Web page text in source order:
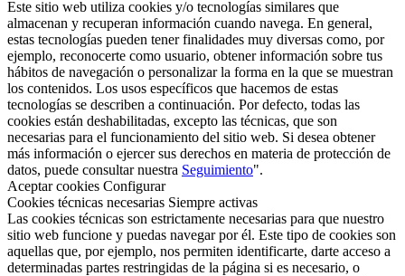
Este sitio web utiliza cookies y/o tecnologías similares que
almacenan y recuperan información cuando navega. En general,
estas tecnologías pueden tener finalidades muy diversas como, por
ejemplo, reconocerte como usuario, obtener información sobre tus
hábitos de navegación o personalizar la forma en la que se muestran
los contenidos. Los usos específicos que hacemos de estas
tecnologías se describen a continuación. Por defecto, todas las
cookies están deshabilitadas, excepto las técnicas, que son
necesarias para el funcionamiento del sitio web. Si desea obtener
más información o ejercer sus derechos en materia de protección de
datos, puede consultar nuestra Seguimiento".
Aceptar cookies Configurar
Cookies técnicas necesarias Siempre activas
Las cookies técnicas son estrictamente necesarias para que nuestro
sitio web funcione y puedas navegar por él. Este tipo de cookies son
aquellas que, por ejemplo, nos permiten identificarte, darte acceso a
determinadas partes restringidas de la página si es necesario, o